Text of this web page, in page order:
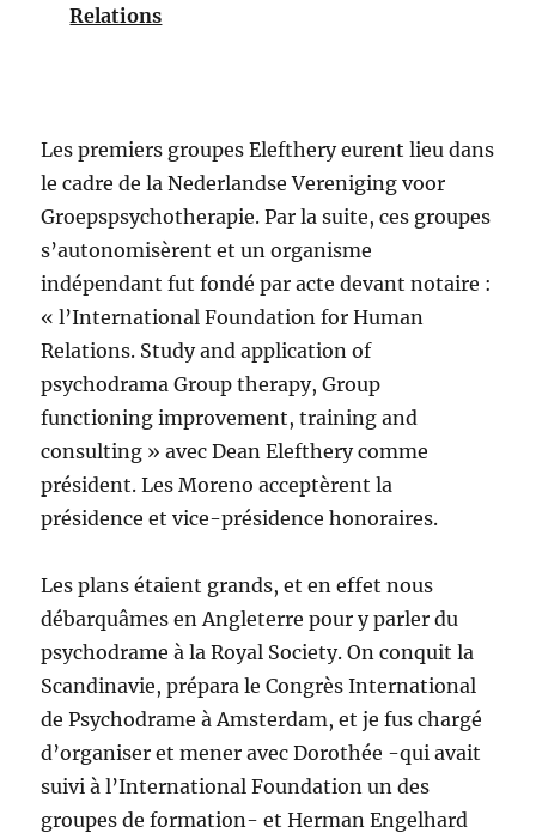
Relations
Les premiers groupes Elefthery eurent lieu dans
le cadre de la Nederlandse Vereniging voor
Groepspsychotherapie. Par la suite, ces groupes
s’autonomisèrent et un organisme
indépendant fut fondé par acte devant notaire :
« l’International Foundation for Human
Relations. Study and application of
psychodrama Group therapy, Group
functioning improvement, training and
consulting » avec Dean Elefthery comme
président. Les Moreno acceptèrent la
présidence et vice-présidence honoraires.
Les plans étaient grands, et en effet nous
débarquâmes en Angleterre pour y parler du
psychodrame à la Royal Society. On conquit la
Scandinavie, prépara le Congrès International
de Psychodrame à Amsterdam, et je fus chargé
d’organiser et mener avec Dorothée -qui avait
suivi à l’International Foundation un des
groupes de formation- et Herman Engelhard